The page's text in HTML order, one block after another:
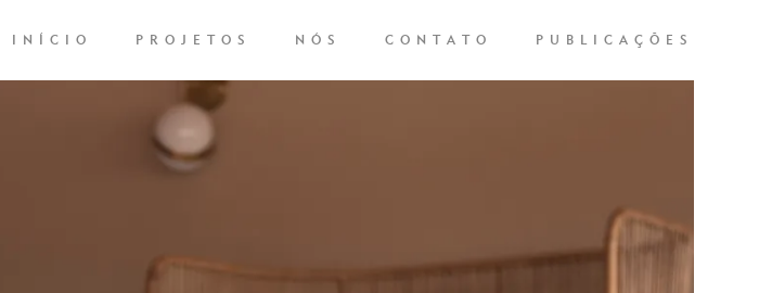
INÍCIO PROJETOS NÓS CONTATO PUBLICAÇÕES